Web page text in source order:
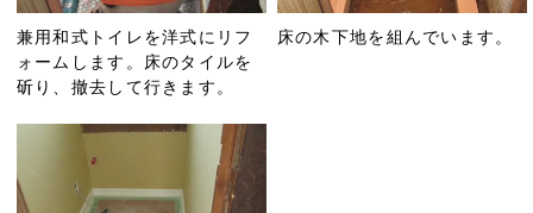
兼用和式トイレを洋式にリフ
ォームします。床のタイルを
斫り、撤去して行きます。
床の木下地を組んでいます。